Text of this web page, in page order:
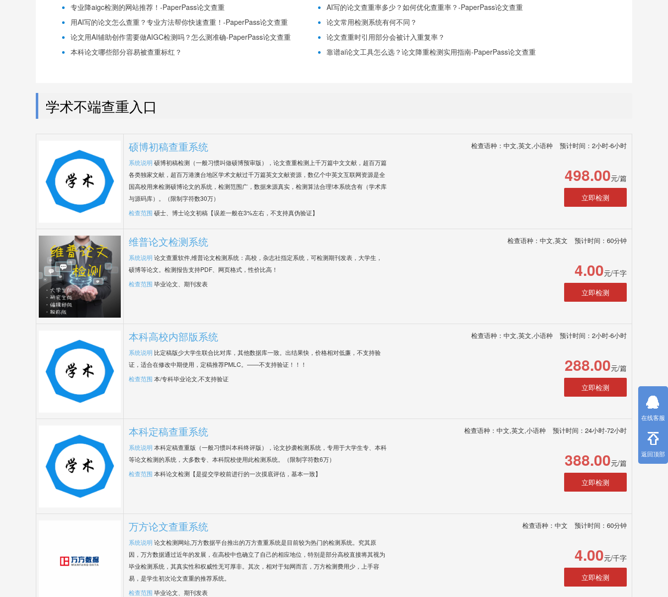
专业降aigc检测的网站推荐！-PaperPass论文查重
AI写的论文查重率多少？如何优化查重率？-PaperPass论文查重
用AI写的论文怎么查重？专业方法帮你快速查重！-PaperPass论文查重
论文常用检测系统有何不同？
论文用AI辅助创作需要做AIGC检测吗？怎么测准确-PaperPass论文查重
论文查重时引用部分会被计入重复率？
本科论文哪些部分容易被查重标红？
靠谱ai论文工具怎么选？论文降重检测实用指南-PaperPass论文查重
学术不端查重入口
硕博初稿查重系统 检查语种：中文,英文,小语种 预计时间：2小时-6小时
系统说明 硕博初稿检测（一般习惯叫做硕博预审版），论文查重检测上千万篇中文文献，超百万篇
各类独家文献，超百万港澳台地区学术文献过千万篇英文文献资源，数亿个中英文互联网资源是全
国高校用来检测硕博论文的系统，检测范围广，数据来源真实，检测算法合理!本系统含有（学术库
与源码库）。（限制字符数30万）
检查范围 硕士、博士论文初稿【误差一般在3%左右，不支持真伪验证】
498.00元/篇
立即检测
维普论文检测系统 检查语种：中文,英文 预计时间：60分钟
系统说明 论文查重软件,维普论文检测系统：高校，杂志社指定系统，可检测期刊发表，大学生，
硕博等论文。检测报告支持PDF、网页格式，性价比高！
检查范围 毕业论文、期刊发表
4.00元/千字
立即检测
本科高校内部版系统 检查语种：中文,英文,小语种 预计时间：2小时-6小时
系统说明 比定稿版少大学生联合比对库，其他数据库一致。出结果快，价格相对低廉，不支持验
证，适合在修改中期使用，定稿推荐PMLC。——不支持验证！！！
检查范围 本/专科毕业论文,不支持验证
288.00元/篇
立即检测
本科定稿查重系统 检查语种：中文,英文,小语种 预计时间：24小时-72小时
系统说明 本科定稿查重版（一般习惯叫本科终评版），论文抄袭检测系统，专用于大学生专、本科
等论文检测的系统，大多数专、本科院校使用此检测系统。（限制字符数6万）
检查范围 本科论文检测【是提交学校前进行的一次摸底评估，基本一致】
388.00元/篇
立即检测
万方论文查重系统 检查语种：中文 预计时间：60分钟
系统说明 论文检测网站,万方数据平台推出的万方查重系统是目前较为热门的检测系统。究其原
因，万方数据通过近年的发展，在高校中也确立了自己的相应地位，特别是部分高校直接将其视为
毕业检测系统，其真实性和权威性无可厚非。其次，相对于知网而言，万方检测费用少，上手容
易，是学生初次论文查重的推荐系统。
检查范围 毕业论文、期刊发表
4.00元/千字
立即检测
在线客服
返回顶部